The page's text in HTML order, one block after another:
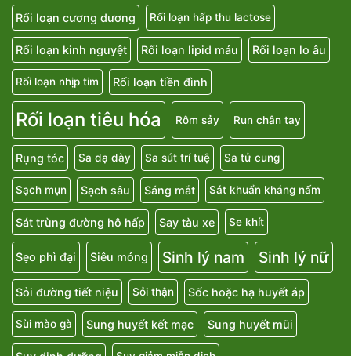
Rối loạn cương dương Rối loạn hấp thu lactose
Rối loạn kinh nguyệt Rối loạn lipid máu Rối loạn lo âu
Rối loạn nhịp tim Rối loạn tiền đình
Rối loạn tiêu hóa Rôm sảy Run chân tay
Rụng tóc Sa dạ dày Sa sút trí tuệ Sa tử cung
Sạch mụn Sạch sâu Sáng mắt Sát khuẩn kháng nấm
Sát trùng đường hô hấp Say tàu xe Se khít
Sẹo phì đại Siêu mỏng Sinh lý nam Sinh lý nữ
Sỏi đường tiết niệu Sỏi thận Sốc hoặc hạ huyết áp
Sùi mào gà Sung huyết kết mạc Sung huyết mũi